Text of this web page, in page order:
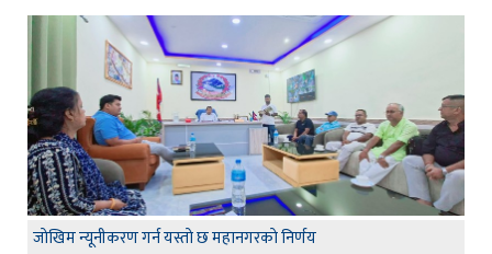
जाेखिम न्यूनीकरण गर्न यस्ताे छ महानगरकाे निर्णय